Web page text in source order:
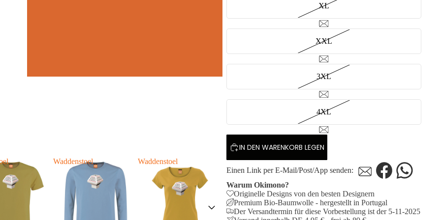
Waddenstoel Waddenstoel Waddenstoel
Waddenstoel
-
XL
XXL
3XL
4XL
IN DEN WARENKORB LEGEN
Einen Link per E-Mail/Post/App senden:
Warum Okimono?
Originelle Designs von den besten Designern
Premium Bio-Baumwolle - hergestellt in Portugal
Der Versandtermin für diese Vorbestellung ist der 5-11-2025